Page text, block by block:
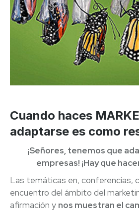
Cuando haces
adaptarse es como
¡Señores, tenemos que
empresas! ¡Hay que
Las temáticas en, conferencias,
encuentro del ámbito del
afirmación y nos muestran el